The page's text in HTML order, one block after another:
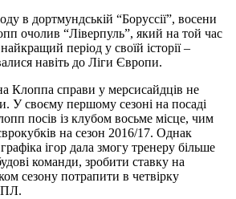
в дортмундській “Боруссії”, восени
очолив “Ліверпуль”, який на той час
період у своїй історії –
навіть до Ліги Європи.
Клоппа справи у мерсисайдців не
У своєму першому сезоні на посаді
посів із клубом восьме місце, чим
на сезон 2016/17. Однак
ігор дала змогу тренеру більше
команди, зробити ставку на
сезону потрапити в четвірку